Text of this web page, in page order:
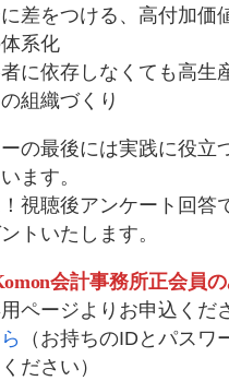
に差をつける、高付加価
系化
者に依存しなくても高生
組織づくり
の最後には実践に役立
ます。
視聴後アンケート回答
トいたします。
会計事務所正会員
ページよりお申込くだ
（お持ちのIDとパスワ
ださい）